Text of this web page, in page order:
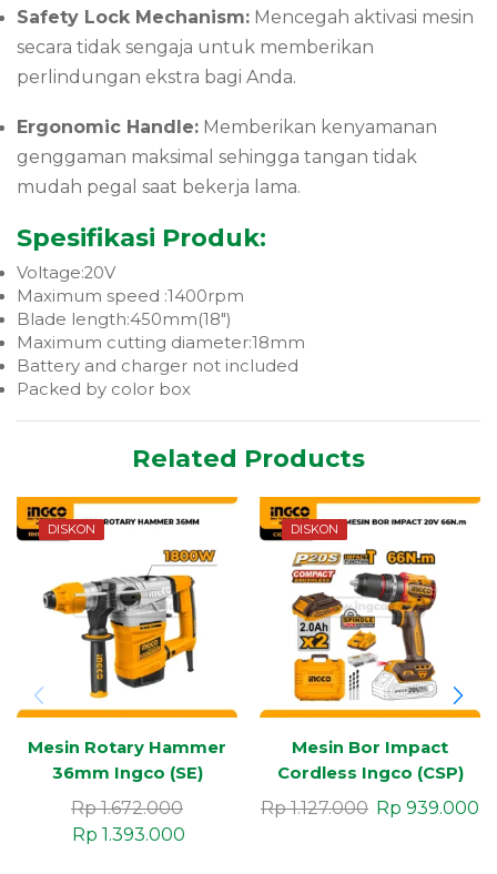
Safety Lock Mechanism: Mencegah aktivasi mesin
secara tidak sengaja untuk memberikan
perlindungan ekstra bagi Anda.
Ergonomic Handle: Memberikan kenyamanan
genggaman maksimal sehingga tangan tidak
mudah pegal saat bekerja lama.
Spesifikasi Produk:
Voltage:20V
Maximum speed :1400rpm
Blade length:450mm(18″)
Maximum cutting diameter:18mm
Battery and charger not included
Packed by color box
Related Products
DISKON
Mesin Rotary Hammer
36mm Ingco (SE)
Industrial
Rp1.672.000
Rp 1.393.000
DISKON
Mesin Bor Impact
Cordless Ingco (CSP)
20V 66N.m
Rp1.127.000 Rp 939.000